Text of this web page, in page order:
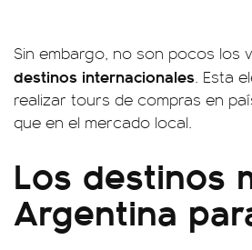
Sin embargo, no son pocos los
destinos internacionales. Esta
realizar tours de compras en
que en el mercado local.
Los destinos
Argentina